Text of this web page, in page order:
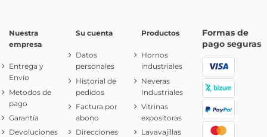
Nuestra
empresa
Entrega y
Envío
Metodos de
pago
Garantía
Devoluciones
Su cuenta
Datos
personales
Historial de
pedidos
Factura por
abono
Direcciones
Productos
Hornos
industriales
Neveras
Industriales
Vitrinas
expositoras
Lavavajillas
Formas de
pago seguras